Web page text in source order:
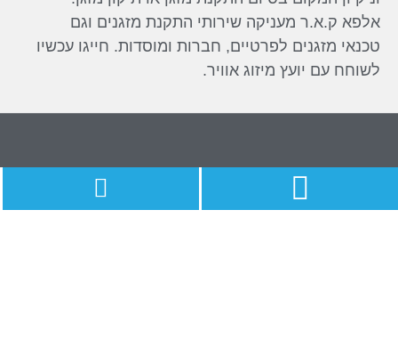
שירותי התקנת מזגנים וגם
חברות ומוסדות. חייגו עכשיו
אוויר.